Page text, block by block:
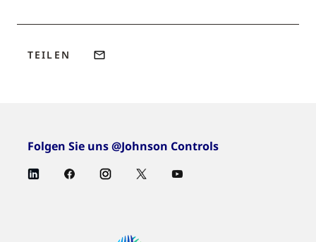
TEILEN
Folgen Sie uns @Johnson Controls